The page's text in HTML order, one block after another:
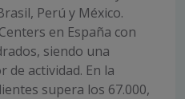
Perú y México.
en España con
siendo una
de actividad. En la
supera los 67.000,